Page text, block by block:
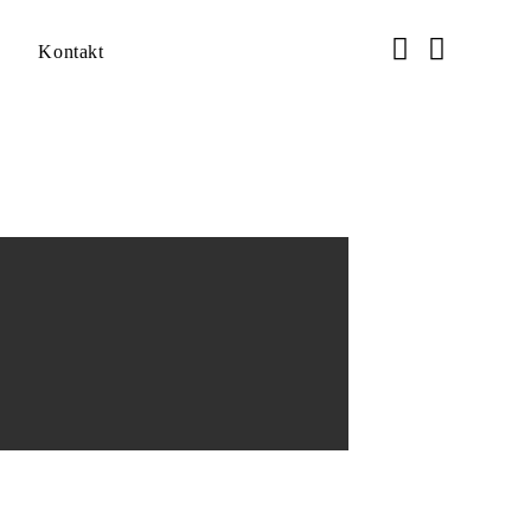
Kontakt